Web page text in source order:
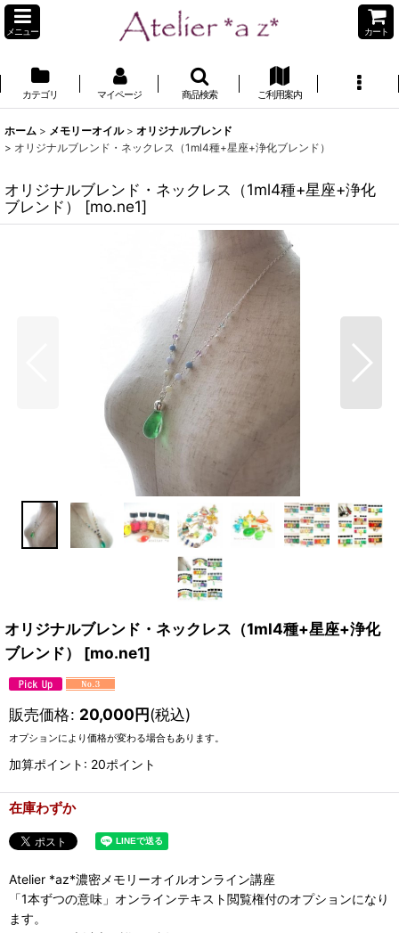
メニュー カート
カテゴリ マイページ 商品検索 ご利用案内
ホーム > メモリーオイル > オリジナルブレンド
> オリジナルブレンド・ネックレス（1ml4種+星座+浄化ブレンド）
オリジナルブレンド・ネックレス（1ml4種+星座+浄化
ブレンド）
[mo.ne1]
オリジナルブレンド・ネックレス（1ml4種+星座+浄化
ブレンド）
[mo.ne1]
販売価格: 20,000円(税込)
オプションにより価格が変わる場合もあります。
加算ポイント: 20ポイント
在庫わずか
Atelier *az*濃密メモリーオイルオンライン講座
「1本ずつの意味」オンラインテキスト閲覧権付のオプションになり
ます。